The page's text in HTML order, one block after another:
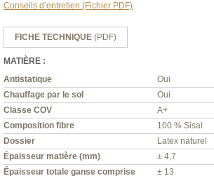
Conseils d’entretien (Fichier PDF)
FICHE TECHNIQUE (PDF)
MATIÈRE :
Antistatique
Oui
Chauffage par le sol
Oui
Classe COV
A+
Composition fibre
100 % Sisal
Dossier
Latex naturel
Épaisseur matière (mm)
± 4,7
Épaisseur totale ganse comprise
± 13